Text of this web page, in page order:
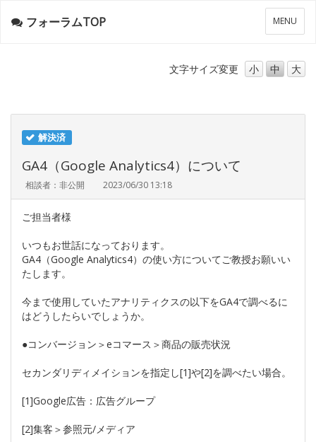
メ
ニ
ー
MENU
フォーラムTOP
文字サイズ変更 小 中 大
解決済
GA4（Google Analytics4）について
相談者：非公開 2023/06/30 13:18
ご担当者様
いつもお世話になっております。
GA4（Google Analytics4）の使い方についてご教授お願いい
たします。
今まで使用していたアナリティクスの以下をGA4で調べるに
はどうしたらいでしょうか。
●コンバージョン＞eコマース＞商品の販売状況
セカンダリディメイションを指定し[1]や[2]を調べたい場合。
[1]Google広告：広告グループ
[2]集客＞参照元/メディア